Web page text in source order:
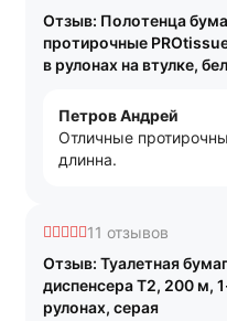
Отзыв: Полотенца
протирочные
в рулонах на втулке,
Петров Андрей
Отличные
длинна.
11 отзывов
Отзыв: Туалетная
диспенсера T2, 200 м,
рулонах, серая